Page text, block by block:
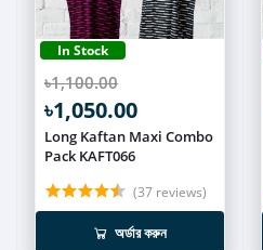
In Stock
৳1,100.00
৳1,050.00
Long Kaftan Maxi Combo
Pack KAFT066
(37 reviews)
অর্ডার করুন